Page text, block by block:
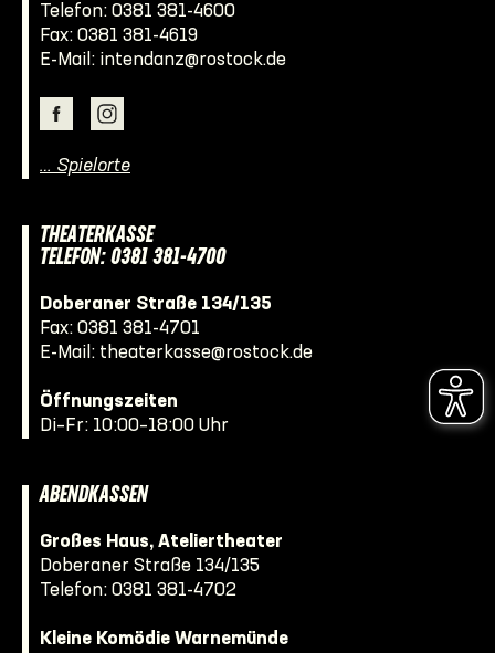
Telefon: 0381 381-4600
Fax: 0381 381-4619
E-Mail: intendanz@rostock.de
… Spielorte
THEATERKASSE
TELEFON: 0381 381-4700
Doberaner Straße 134/135
Fax: 0381 381-4701
E-Mail: theaterkasse@rostock.de
Öffnungszeiten
Di–Fr: 10:00–18:00 Uhr
ABENDKASSEN
Großes Haus, Ateliertheater
Doberaner Straße 134/135
Telefon: 0381 381-4702
Kleine Komödie Warnemünde